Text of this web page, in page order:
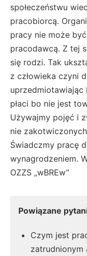
społeczeństwu
pracobiorcą.
pracy nie może
pracodawcą. Z tej
się rodzi. Tak
z człowieka czyni
uprzedmiotawiając
płaci bo nie jest
Używajmy pojęć i
nie
Świadczmy pracę
wynagrodzeniem.
OZZS „wBREw”
Powiązane
Czym jest
zatrudnionym